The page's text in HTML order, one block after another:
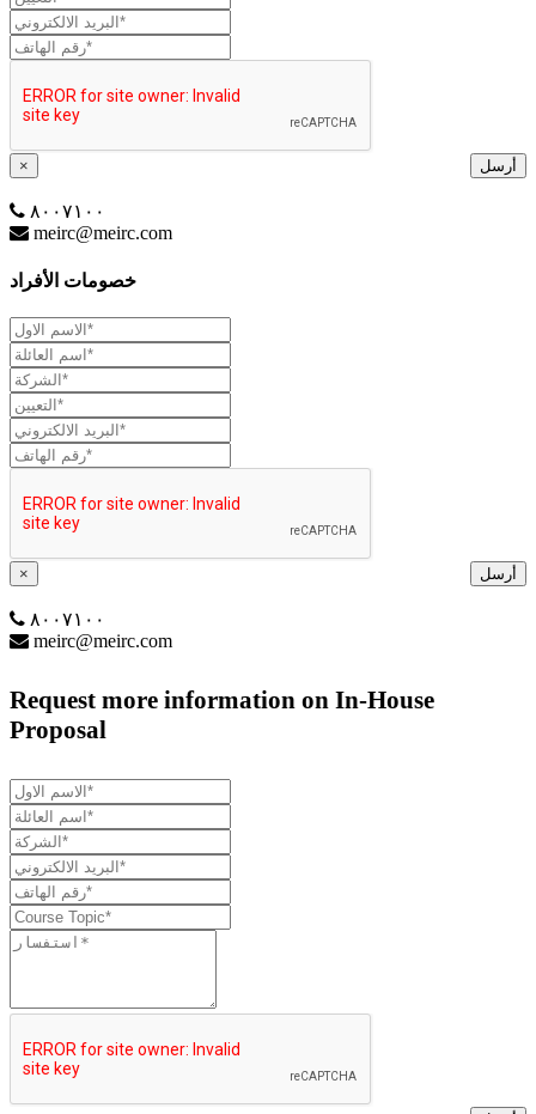
أرسل ×
٨٠٠٧١٠٠
meirc@meirc.com
خصومات الأفراد
أرسل ×
٨٠٠٧١٠٠
meirc@meirc.com
Request more information on In-House
Proposal